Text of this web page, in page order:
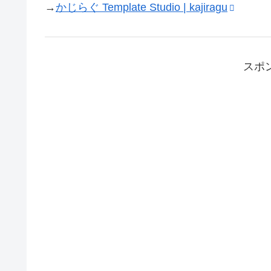
→かじらぐ Template Studio | kajiragu
スポ